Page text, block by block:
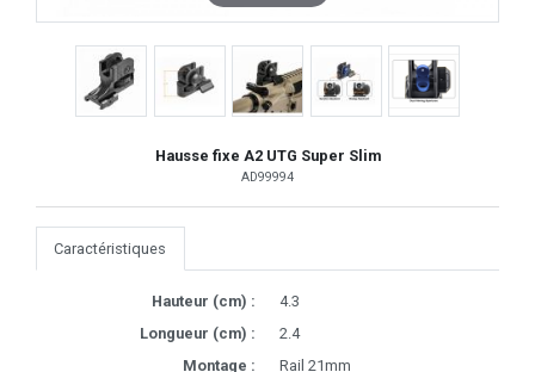
Hausse fixe A2 UTG Super Slim
AD99994
Caractéristiques
Hauteur (cm) :
4.3
Longueur (cm) :
2.4
Montage :
Rail 21mm